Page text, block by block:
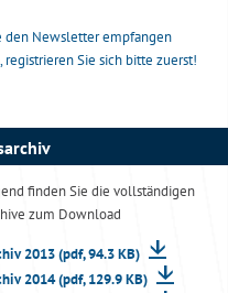
den Newsletter empfangen
registrieren Sie sich bitte zuerst!
finden Sie die vollständigen
zum Download
2013 (pdf, 94.3 KB)
2014 (pdf, 129.9 KB)